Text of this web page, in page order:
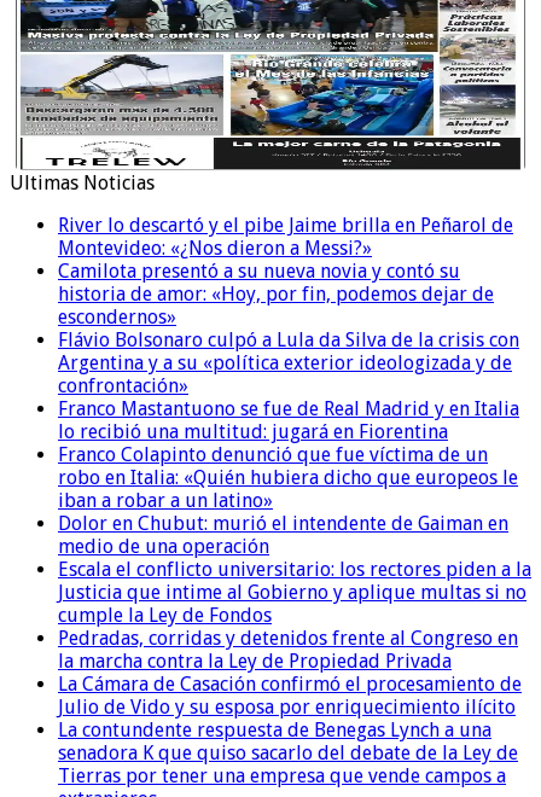
Ultimas Noticias
River lo descartó y el pibe Jaime brilla en Peñarol de
Montevideo: «¿Nos dieron a Messi?»
Camilota presentó a su nueva novia y contó su
historia de amor: «Hoy, por fin, podemos dejar de
escondernos»
Flávio Bolsonaro culpó a Lula da Silva de la crisis con
Argentina y a su «política exterior ideologizada y de
confrontación»
Franco Mastantuono se fue de Real Madrid y en Italia
lo recibió una multitud: jugará en Fiorentina
Franco Colapinto denunció que fue víctima de un
robo en Italia: «Quién hubiera dicho que europeos le
iban a robar a un latino»
Dolor en Chubut: murió el intendente de Gaiman en
medio de una operación
Escala el conflicto universitario: los rectores piden a la
Justicia que intime al Gobierno y aplique multas si no
cumple la Ley de Fondos
Pedradas, corridas y detenidos frente al Congreso en
la marcha contra la Ley de Propiedad Privada
La Cámara de Casación confirmó el procesamiento de
Julio de Vido y su esposa por enriquecimiento ilícito
La contundente respuesta de Benegas Lynch a una
senadora K que quiso sacarlo del debate de la Ley de
Tierras por tener una empresa que vende campos a